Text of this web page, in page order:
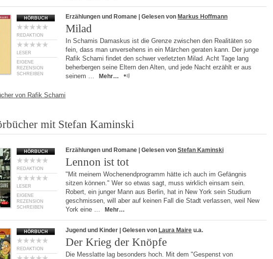
HÖRBUCH
REDAKTION
LESER
EIGENE
REZENSION
SCHREIBEN
Erzählungen und Romane | Gelesen von Markus Hoffmann
Milad
In Schamis Damaskus ist die Grenze zwischen den Realitäten so
fein, dass man unversehens in ein Märchen geraten kann. Der junge
Rafik Schami findet den schwer verletzten Milad. Acht Tage lang
beherbergen seine Eltern den Alten, und jede Nacht erzählt er aus
seinem …
Mehr…
von Rafik Schami
mit Stefan Kaminski
HÖRBUCH
REDAKTION
LESER
EIGENE
REZENSION
SCHREIBEN
Erzählungen und Romane | Gelesen von Stefan Kaminski
Lennon ist tot
"Mit meinem Wochenendprogramm hätte ich auch im Gefängnis
sitzen können." Wer so etwas sagt, muss wirklich einsam sein.
Robert, ein junger Mann aus Berlin, hat in New York sein Studium
geschmissen, will aber auf keinen Fall die Stadt verlassen, weil New
York eine …
Mehr…
HÖRBUCH
REDAKTION
Jugend und Kinder | Gelesen von Laura Maire u.a.
Der Krieg der Knöpfe
Die Messlatte lag besonders hoch. Mit dem "Gespenst von